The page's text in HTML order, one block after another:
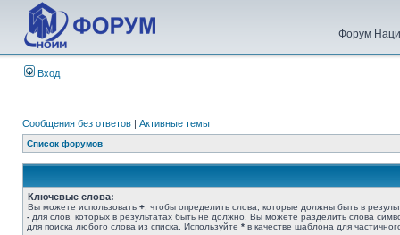
Форум
Вход
Сообщения без ответов | Активные темы
Список форумов
Ключевые слова:
Вы можете использовать + , чтобы определить слова, которые должны быть в
- для слов, которых в результатах быть не должно. Вы можете разделить слова
для поиска любого слова из списка. Используйте * в качестве шаблона для